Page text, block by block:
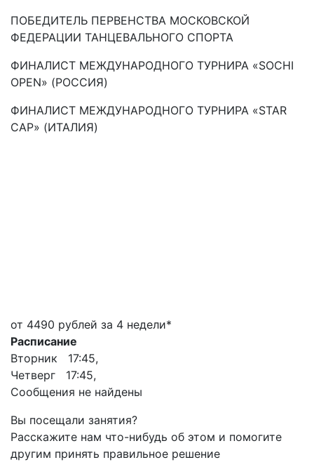
ПОБЕДИТЕЛЬ ПЕРВЕНСТВА МОСКОВСКОЙ
ФЕДЕРАЦИИ ТАНЦЕВАЛЬНОГО СПОРТА
ФИНАЛИСТ МЕЖДУНАРОДНОГО ТУРНИРА «SOCHI
OPEN» (РОССИЯ)
ФИНАЛИСТ МЕЖДУНАРОДНОГО ТУРНИРА «STAR
CAP» (ИТАЛИЯ)
от 4490 рублей за 4 недели*
Расписание
Вторник 17:45,
Четверг 17:45,
Сообщения не найдены
Вы посещали занятия?
Расскажите нам что-нибудь об этом и помогите
другим принять правильное решение